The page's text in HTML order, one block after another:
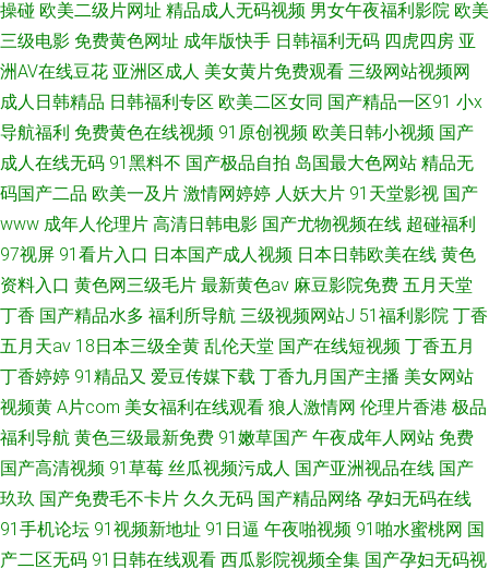
操碰 欧美二级片网址 精品成人无码视频 男女午夜福利影院 欧美
三级电影 免费黄色网址 成年版快手 日韩福利无码 四虎四房 亚
洲AV在线豆花 亚洲区成人 美女黄片免费观看 三级网站视频网
成人日韩精品 日韩福利专区 欧美二区女同 国产精品一区91 小x
导航福利 免费黄色在线视频 91原创视频 欧美日韩小视频 国产
成人在线无码 91黑料不 国产极品自拍 岛国最大色网站 精品无
码国产二品 欧美一及片 激情网婷婷 人妖大片 91天堂影视 国产
www 成年人伦理片 高清日韩电影 国产尤物视频在线 超碰福利
97视屏 91看片入口 日本国产成人视频 日本日韩欧美在线 黄色
资料入口 黄色网三级毛片 最新黄色av 麻豆影院免费 五月天堂
丁香 国产精品水多 福利所导航 三级视频网站J 51福利影院 丁香
五月天av 18日本三级全黄 乱伦天堂 国产在线短视频 丁香五月
丁香婷婷 91精品又 爱豆传媒下载 丁香九月国产主播 美女网站
视频黄 A片com 美女福利在线观看 狼人激情网 伦理片香港 极品
福利导航 黄色三级最新免费 91嫩草国产 午夜成年人网站 免费
国产高清视频 91草莓 丝瓜视频污成人 国产亚洲视品在线 国产
玖玖 国产免费毛不卡片 久久无码 国产精品网络 孕妇无码在线
91手机论坛 91视频新地址 91日逼 午夜啪视频 91啪水蜜桃网 国
产二区无码 91日韩在线观看 西瓜影院视频全集 国产孕妇无码视